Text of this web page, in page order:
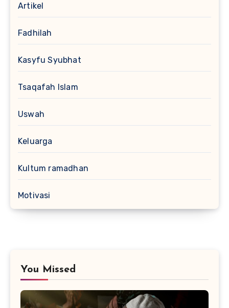
Artikel
Fadhilah
Kasyfu Syubhat
Tsaqafah Islam
Uswah
Keluarga
Kultum ramadhan
Motivasi
You Missed